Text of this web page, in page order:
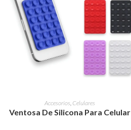
SELECCIONAR OPCIONES
producto
tiene
múltiples
Accesorios Celulares
Ventosa De Silicona Para Celular